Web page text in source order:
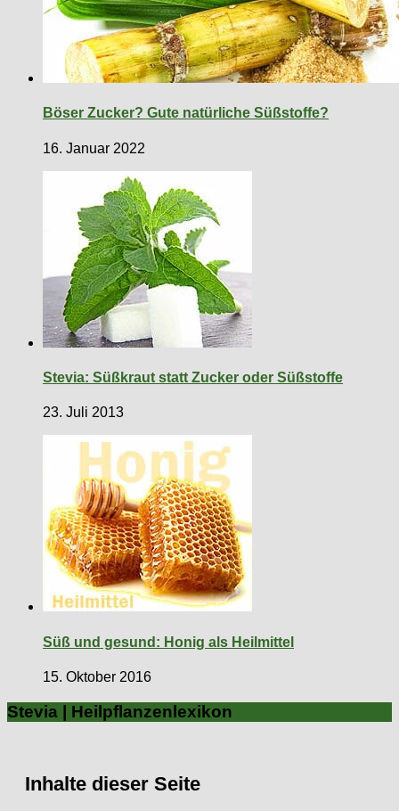
Böser Zucker? Gute natürliche Süßstoffe?
16. Januar 2022
Stevia: Süßkraut statt Zucker oder Süßstoffe
23. Juli 2013
Süß und gesund: Honig als Heilmittel
15. Oktober 2016
Stevia | Heilpflanzenlexikon
Inhalte dieser Seite